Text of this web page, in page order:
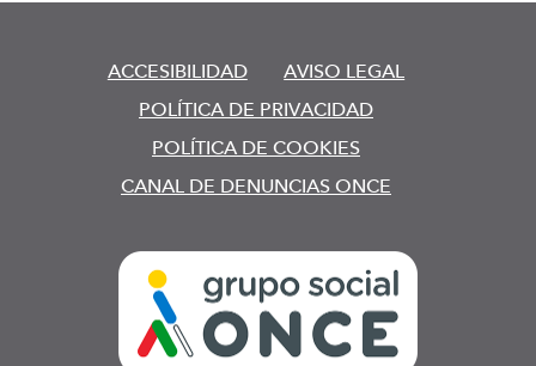
ACCESIBILIDAD
AVISO LEGAL
POLÍTICA DE PRIVACIDAD
POLÍTICA DE COOKIES
CANAL DE DENUNCIAS ONCE